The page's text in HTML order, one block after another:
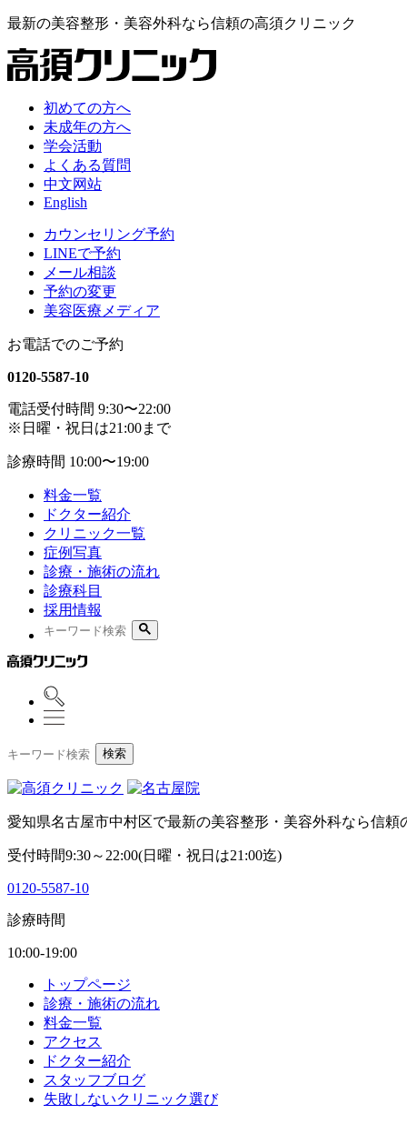
最新の美容整形・美容外科なら信頼の高須クリニック
初めての方へ
未成年の方へ
学会活動
よくある質問
中文网站
English
カウンセリング予約
LINEで予約
メール相談
予約の変更
美容医療メディア
お電話でのご予約
0120-5587-10
電話受付時間 9:30〜22:00
※日曜・祝日は21:00まで
診療時間 10:00〜19:00
料金一覧
ドクター紹介
クリニック一覧
症例写真
診療・施術の流れ
診療科目
採用情報
検索
愛知県名古屋市中村区で最新の美容整形・美容外科なら信頼
受付時間9:30～22:00(日曜・祝日は21:00迄)
0120-5587-10
診療時間
10:00-19:00
トップページ
診療・施術の流れ
料金一覧
アクセス
ドクター紹介
スタッフブログ
失敗しないクリニック選び